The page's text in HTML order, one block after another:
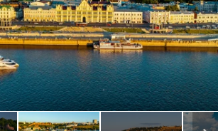
/ Depositphotos